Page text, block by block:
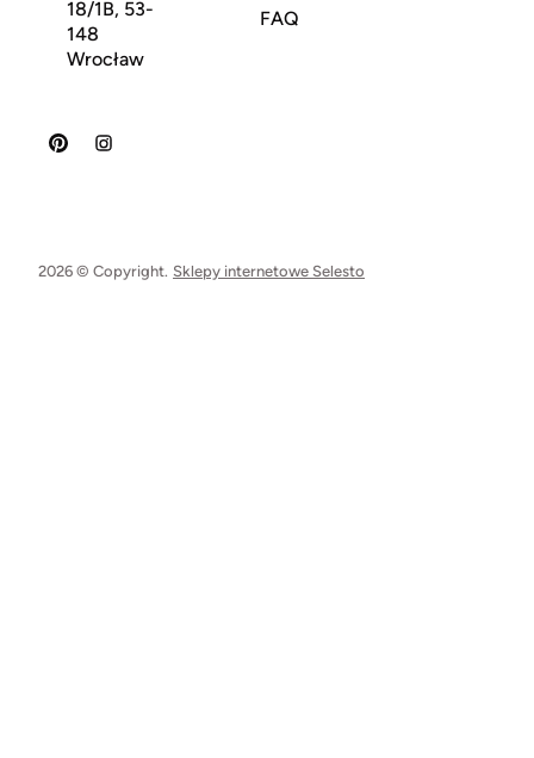
18/1B, 53-
148
Wrocław
FAQ
2026 © Copyright. Sklepy internetowe Selesto